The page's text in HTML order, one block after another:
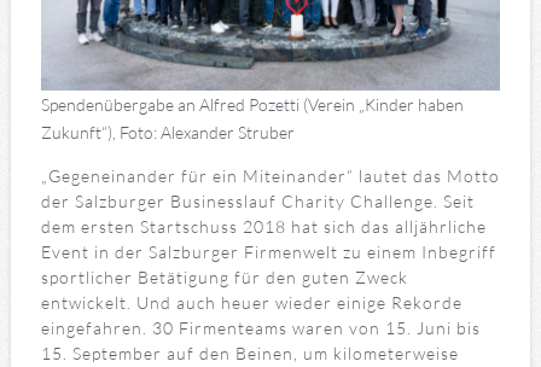
Spendenübergabe an Alfred Pozetti (Verein „Kinder haben
Zukunft“), Foto: Alexander Struber
„Gegeneinander für ein Miteinander“ lautet das Motto
der Salzburger Businesslauf Charity Challenge. Seit
dem ersten Startschuss 2018 hat sich das alljährliche
Event in der Salzburger Firmenwelt zu einem Inbegriff
sportlicher Betätigung für den guten Zweck
entwickelt. Und auch heuer wieder einige Rekorde
eingefahren. 30 Firmenteams waren von 15. Juni bis
15. September auf den Beinen, um kilometerweise